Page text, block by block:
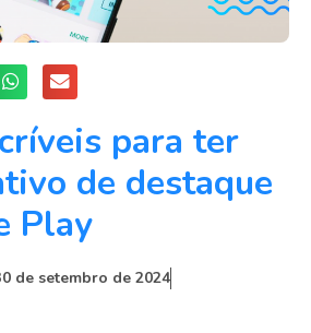
para ter
de destaque
Play
de setembro de 2024